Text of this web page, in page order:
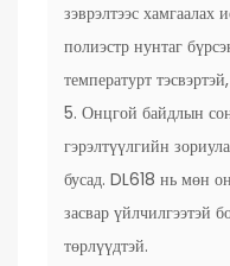
зэврэлтээс хамгаалах
полиэстр нунтаг
температурт
5. Онцгой байдлын
гэрэлтүүлгийн
бусад. DL618 нь мөн
засвар үйлчилгээтэй
төрлүүдтэй.